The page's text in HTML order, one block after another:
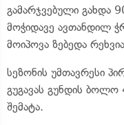
გამარჯვებული გახდა
მოჭიდავე ავთანდილ
მოიპოვა ზებედა
სეზონის უმთავრესი
გუგავას გუნდის
შემატა.